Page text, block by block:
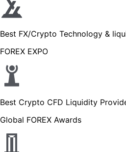
Best FX/Crypto Technology &
FOREX EXPO
Best Crypto CFD Liquidity
Global FOREX Awards